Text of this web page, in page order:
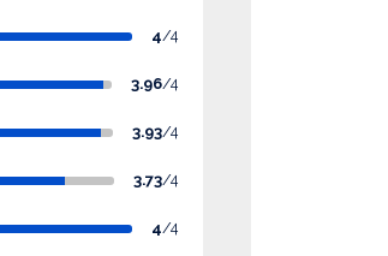
4/4
3.96/4
3.93/4
3.73/4
4/4